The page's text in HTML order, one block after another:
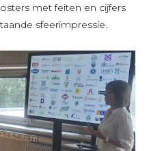
met feiten en cijfers
sfeerimpressie.